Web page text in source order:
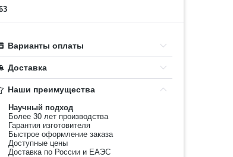
Варианты оплаты
Доставка
Наши преимущества
Научный подход
Более 30 лет производства
Гарантия изготовителя
Быстрое оформление заказа
Доступные цены
Доставка по России и ЕАЭС